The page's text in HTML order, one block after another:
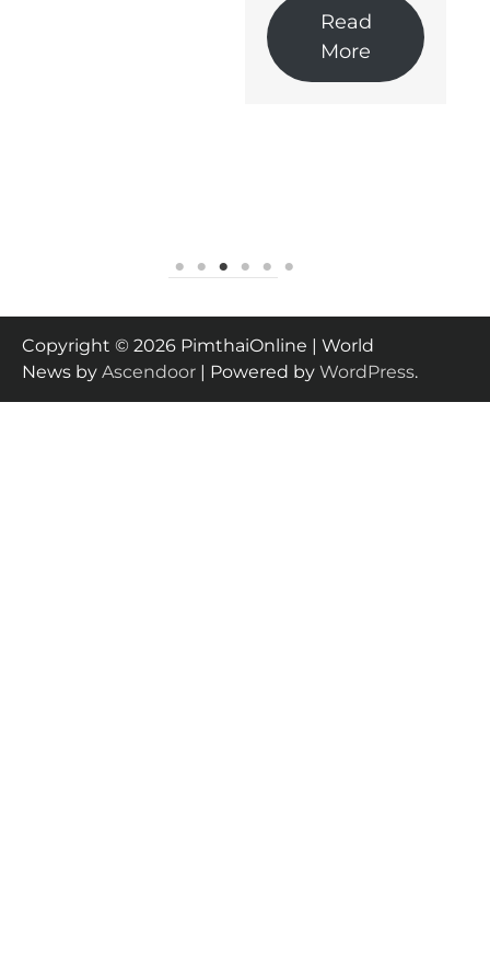
Read
More
รุนแรงขึ้
Copyright © 2026 PimthaiOnline | World
News by Ascendoor | Powered by WordPress.